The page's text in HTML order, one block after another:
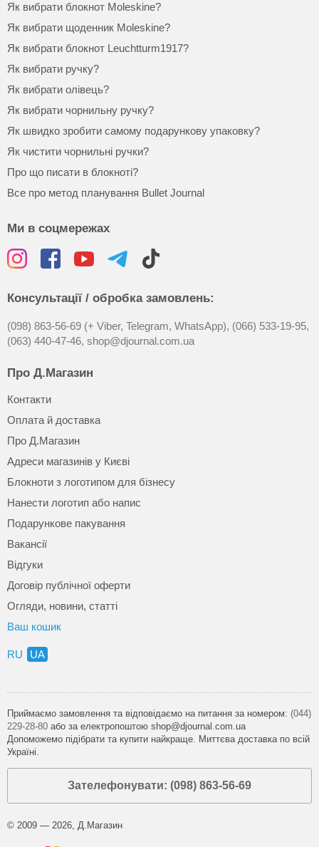
Як вибрати блокнот Moleskine?
Як вибрати щоденник Moleskine?
Як вибрати блокнот Leuchtturm1917?
Як вибрати ручку?
Як вибрати олівець?
Як вибрати чорнильну ручку?
Як швидко зробити самому подарункову упаковку?
Як чистити чорнильні ручки?
Про що писати в блокноті?
Все про метод планування Bullet Journal
Ми в соцмережах
Консультації / обробка замовлень:
(098) 863-56-69 (+ Viber, Telegram, WhatsApp), (066) 533-19-95,
(063) 440-47-46, shop@djournal.com.ua
Про Д.Магазин
Контакти
Оплата й доставка
Про Д.Магазин
Адреси магазинів у Києві
Блокноти з логотипом для бізнесу
Нанести логотип або напис
Подарункове пакування
Вакансії
Відгуки
Договір публічної оферти
Огляди, новини, статті
Ваш кошик
RU UA
Приймаємо замовлення та відповідаємо на питання за номером: (044)
229-28-80 або за електропоштою shop@djournal.com.ua
Допоможемо підібрати та купити найкраще. Миттєва доставка по всій
Україні.
Зателефонувати: (098) 863-56-69
© 2009 — 2026, Д.Магазин